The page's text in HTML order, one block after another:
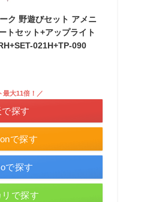
ク 野遊びセット アメニ
トセット+アップライト
021H+TP-090
で探す
最大11倍！／
探す
で探す
リで探す